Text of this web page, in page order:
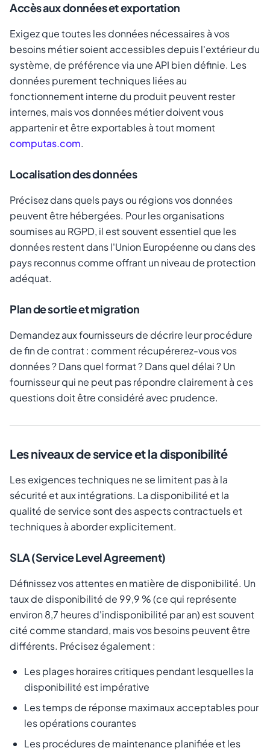
Accès aux données et exportation
Exigez que toutes les données nécessaires à vos
besoins métier soient accessibles depuis l'extérieur du
système, de préférence via une API bien définie. Les
données purement techniques liées au
fonctionnement interne du produit peuvent rester
internes, mais vos données métier doivent vous
appartenir et être exportables à tout moment
computas.com.
Localisation des données
Précisez dans quels pays ou régions vos données
peuvent être hébergées. Pour les organisations
soumises au RGPD, il est souvent essentiel que les
données restent dans l'Union Européenne ou dans des
pays reconnus comme offrant un niveau de protection
adéquat.
Plan de sortie et migration
Demandez aux fournisseurs de décrire leur procédure
de fin de contrat : comment récupérerez-vous vos
données ? Dans quel format ? Dans quel délai ? Un
fournisseur qui ne peut pas répondre clairement à ces
questions doit être considéré avec prudence.
Les niveaux de service et la disponibilité
Les exigences techniques ne se limitent pas à la
sécurité et aux intégrations. La disponibilité et la
qualité de service sont des aspects contractuels et
techniques à aborder explicitement.
SLA (Service Level Agreement)
Définissez vos attentes en matière de disponibilité. Un
taux de disponibilité de 99,9 % (ce qui représente
environ 8,7 heures d'indisponibilité par an) est souvent
cité comme standard, mais vos besoins peuvent être
différents. Précisez également :
Les plages horaires critiques pendant lesquelles la
disponibilité est impérative
Les temps de réponse maximaux acceptables pour
les opérations courantes
Les procédures de maintenance planifiée et les